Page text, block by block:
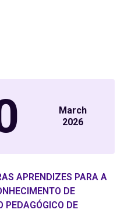
March
2026
APRENDIZES PARA A
DE
PEDAGÓGICO DE